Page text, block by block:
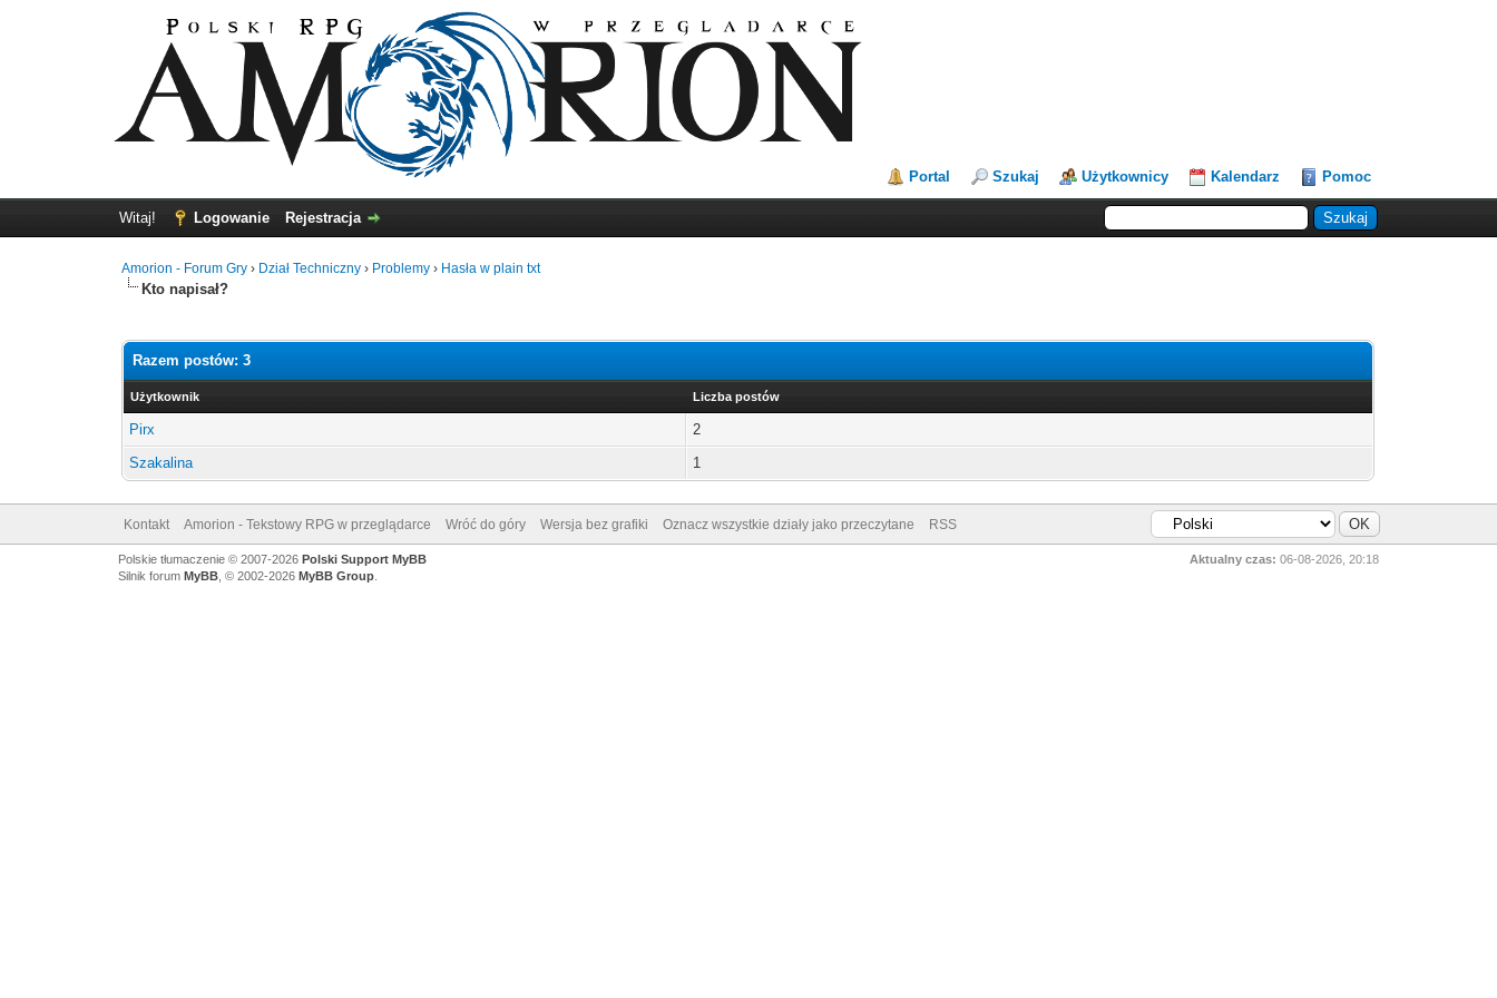
Portal Szukaj Użytkownicy Kalendarz Pomoc
Witaj! Logowanie Rejestracja
Amorion - Forum Gry › Dział Techniczny › Problemy › Hasła w plain txt
Kto napisał?
Razem postów: 3
Użytkownik Liczba postów
Pirx
2
Szakalina
1
Kontakt Amorion - Tekstowy RPG w przeglądarce Wróć do góry Wersja bez grafiki Oznacz wszystkie działy jako przeczytane RSS
Aktualny czas: 06-08-2026, 20:18
Polskie tłumaczenie © 2007-2026 Polski Support MyBB
Silnik forum MyBB, © 2002-2026 MyBB Group.